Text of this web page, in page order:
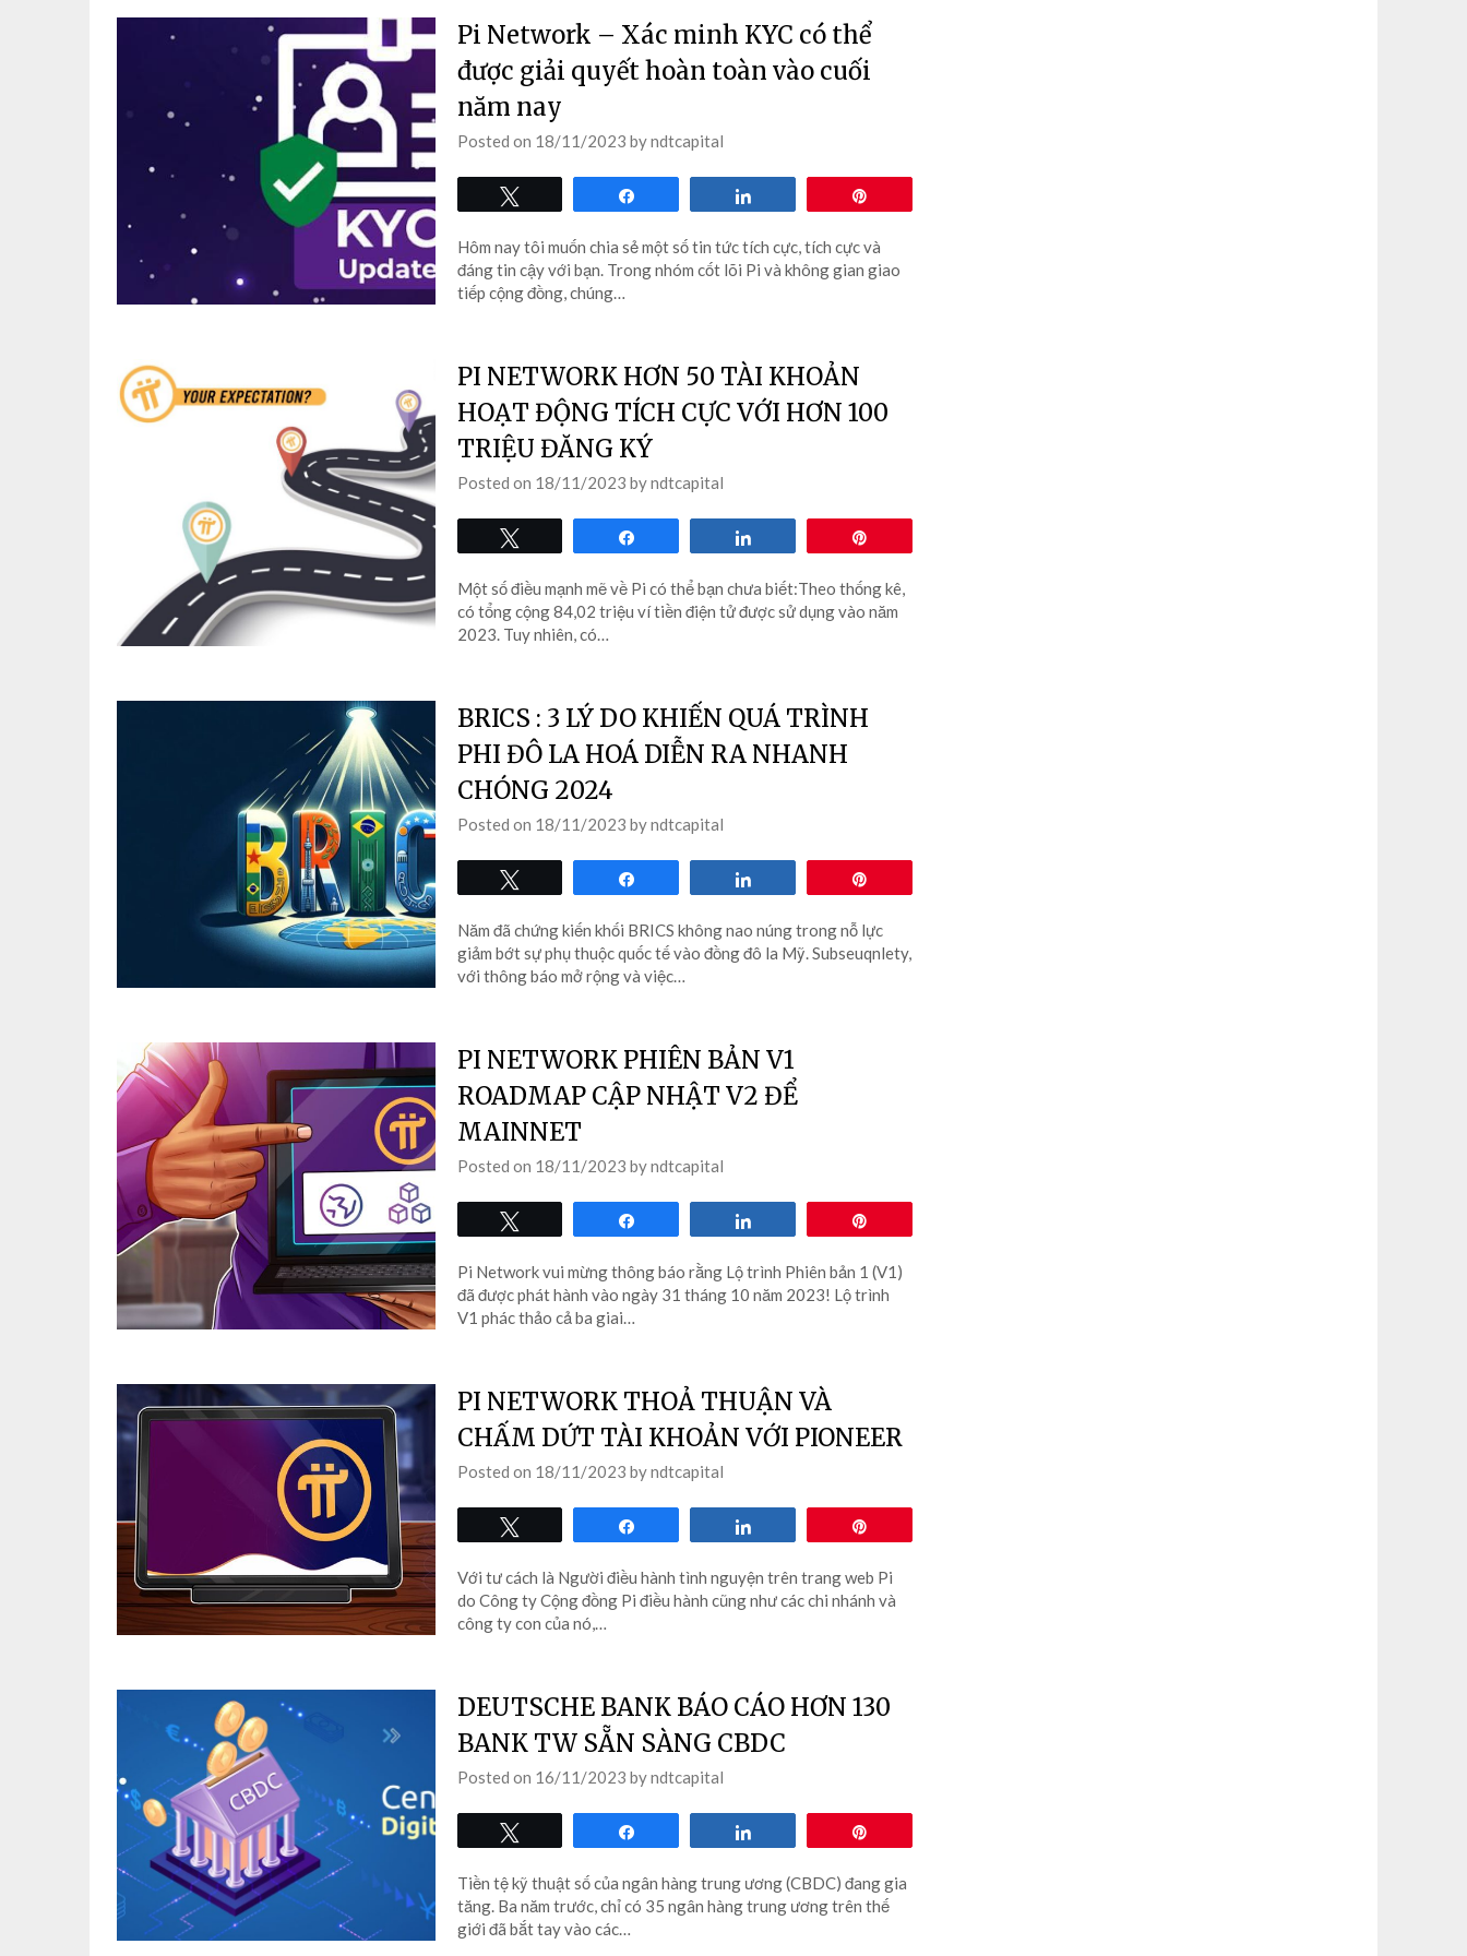
Pi Network – Xác minh KYC có thể
được giải quyết hoàn toàn vào cuối
năm nay
Posted on 18/11/2023 byndtcapital
Hôm nay tôi muốn chia sẻ một số tin tức tích cực, tích cực và
đáng tin cậy với bạn. Trong nhóm cốt lõi Pi và không gian giao
tiếp cộng đồng, chúng…
PI NETWORK HƠN 50 TÀI KHOẢN
HOẠT ĐỘNG TÍCH CỰC VỚI HƠN 100
TRIỆU ĐĂNG KÝ
Posted on 18/11/2023 byndtcapital
Một số điều mạnh mẽ về Pi có thể bạn chưa biết:Theo thống kê,
có tổng cộng 84,02 triệu ví tiền điện tử được sử dụng vào năm
2023. Tuy nhiên, có…
BRICS : 3 LÝ DO KHIẾN QUÁ TRÌNH
PHI ĐÔ LA HOÁ DIỄN RA NHANH
CHÓNG 2024
Posted on 18/11/2023 byndtcapital
Năm đã chứng kiến ​​khối BRICS không nao núng trong nỗ lực
giảm bớt sự phụ thuộc quốc tế vào đồng đô la Mỹ. Subseuqnlety,
với thông báo mở rộng và việc…
PI NETWORK PHIÊN BẢN V1
ROADMAP CẬP NHẬT V2 ĐỂ
MAINNET
Posted on 18/11/2023 byndtcapital
Pi Network vui mừng thông báo rằng Lộ trình Phiên bản 1 (V1)
đã được phát hành vào ngày 31 tháng 10 năm 2023! Lộ trình
V1 phác thảo cả ba giai…
PI NETWORK THOẢ THUẬN VÀ
CHẤM DỨT TÀI KHOẢN VỚI PIONEER
Posted on 18/11/2023 byndtcapital
Với tư cách là Người điều hành tình nguyện trên trang web Pi
do Công ty Cộng đồng Pi điều hành cũng như các chi nhánh và
công ty con của nó,…
DEUTSCHE BANK BÁO CÁO HƠN 130
BANK TW SẴN SÀNG CBDC
Posted on 16/11/2023 byndtcapital
Tiền tệ kỹ thuật số của ngân hàng trung ương (CBDC) đang gia
tăng. Ba năm trước, chỉ có 35 ngân hàng trung ương trên thế
giới đã bắt tay vào các…